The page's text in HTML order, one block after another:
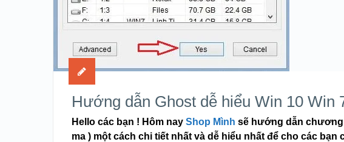
Hướng dẫn Ghost dễ hiểu Win 10 Win
Hello các bạn ! Hôm nayShop Mình sẽ hướng dẫn chương
ma ) một cách chi tiết nhất và dễ hiểu nhất để cho các bạn